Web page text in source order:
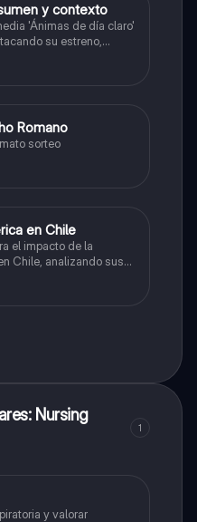
y contexto
'Ánimas de día claro'
su estreno,
del folklore
Romano
sorteo
en Chile
el impacto de la
Chile, analizando sus
ambiente, así como las
estructurales.
Nursing
1
y valorar